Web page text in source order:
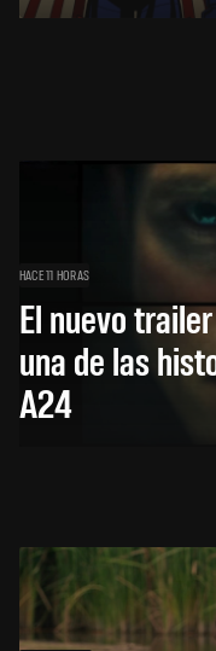
HACE 11 HORAS
El nuevo
una de las
A24